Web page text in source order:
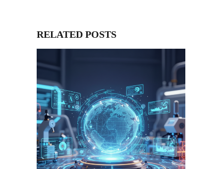
RELATED POSTS